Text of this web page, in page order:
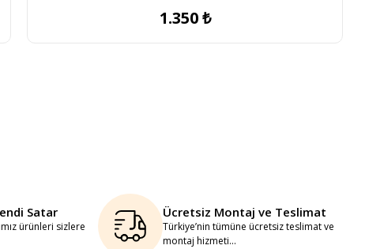
1.350 ₺
Satar
ürünleri sizlere
Ücretsiz Montaj ve Teslimat
Türkiye’nin tümüne ücretsiz teslimat ve
montaj hizmeti...